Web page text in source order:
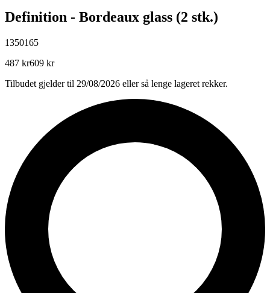
Definition - Bordeaux glass (2 stk.)
1350165
487 kr609 kr
Tilbudet gjelder til 29/08/2026 eller så lenge lageret rekker.